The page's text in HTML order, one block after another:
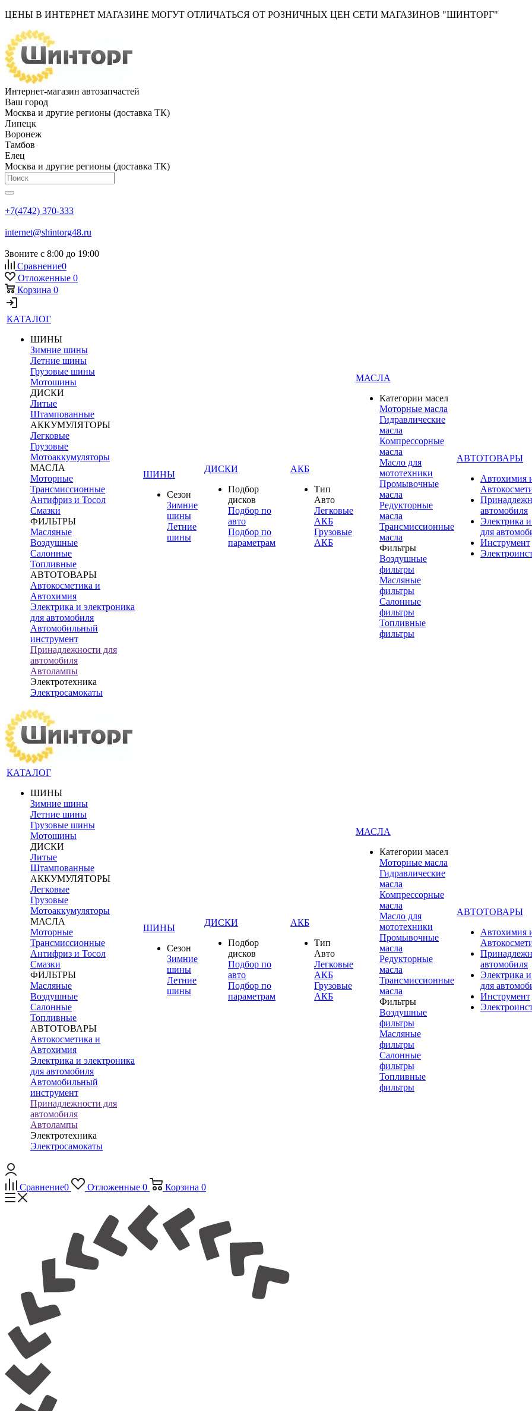
ЦЕНЫ В ИНТЕРНЕТ МАГАЗИНЕ МОГУТ ОТЛИЧАТЬСЯ ОТ РОЗНИЧНЫХ ЦЕН СЕТИ МАГАЗИНОВ "ШИНТОРГ"
Интернет-магазин автозапчастей
Ваш город
Москва и другие регионы (доставка ТК)
Липецк
Воронеж
Тамбов
Елец
Москва и другие регионы (доставка ТК)
+7(4742) 370-333
internet@shintorg48.ru
Звоните с 8:00 до 19:00
Сравнение0
Отложенные 0
Корзина 0
КАТАЛОГ
ШИНЫ
Зимние шины
Летние шины
Грузовые шины
Мотошины
ДИСКИ
Литые
Штампованные
АККУМУЛЯТОРЫ
Легковые
Грузовые
Мотоаккумуляторы
МАСЛА
Моторные
Трансмиссионные
Антифриз и Тосол
Смазки
ФИЛЬТРЫ
Масляные
Воздушные
Салонные
Топливные
АВТОТОВАРЫ
Автокосметика и
Автохимия
Электрика и электроника
для автомобиля
Автомобильный
инструмент
Принадлежности для
автомобиля
Автолампы
Электротехника
Электросамокаты
ШИНЫ
Сезон
Зимние
шины
Летние
шины
ДИСКИ
Подбор
дисков
Подбор по
авто
Подбор по
параметрам
АКБ
Тип
Авто
Легковые
АКБ
Грузовые
АКБ
МАСЛА
Категории масел
Моторные масла
Гидравлические
масла
Компрессорные
масла
Масло для
мототехники
Промывочные
масла
Редукторные
масла
Трансмиссионные
масла
Фильтры
Воздушные
фильтры
Масляные
фильтры
Салонные
фильтры
Топливные
фильтры
АВТОТОВАРЫ
Автохимия
автомобиля
Электрика
для
Инструмент
КАТАЛОГ
ШИНЫ
Зимние шины
Летние шины
Грузовые шины
Мотошины
ДИСКИ
Литые
Штампованные
АККУМУЛЯТОРЫ
Легковые
Грузовые
Мотоаккумуляторы
МАСЛА
Моторные
Трансмиссионные
Антифриз и Тосол
Смазки
ФИЛЬТРЫ
Масляные
Воздушные
Салонные
Топливные
АВТОТОВАРЫ
Автокосметика и
Автохимия
Электрика и электроника
для автомобиля
Автомобильный
инструмент
Принадлежности для
автомобиля
Автолампы
Электротехника
Электросамокаты
ШИНЫ
Сезон
Зимние
шины
Летние
шины
ДИСКИ
Подбор
дисков
Подбор по
авто
Подбор по
параметрам
АКБ
Тип
Авто
Легковые
АКБ
Грузовые
АКБ
МАСЛА
Категории масел
Моторные масла
Гидравлические
масла
Компрессорные
масла
Масло для
мототехники
Промывочные
масла
Редукторные
масла
Трансмиссионные
масла
Фильтры
Воздушные
фильтры
Масляные
фильтры
Салонные
фильтры
Топливные
фильтры
АВТОТОВАРЫ
Автохимия
автомобиля
Электрика
для
Инструмент
Сравнение0 Отложенные 0 Корзина 0